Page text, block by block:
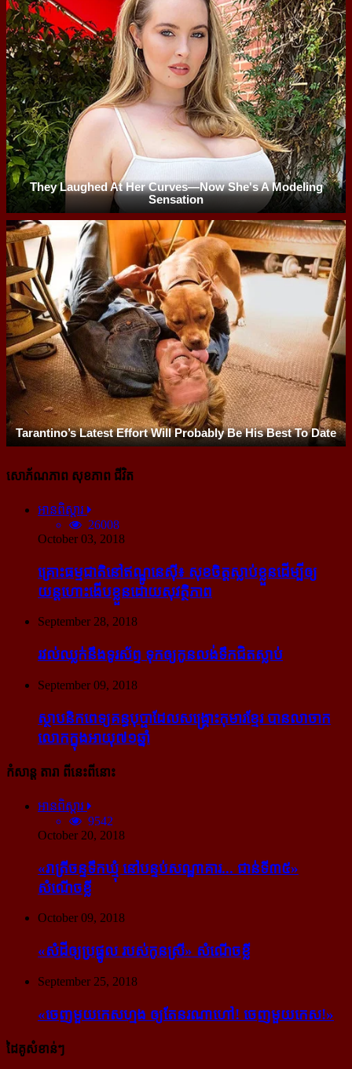
សោភ័ណភាព សុខភាព ជីវិត
អានពិស្ដារ
26008
October 03, 2018
គ្រោះធម្មជាតិនៅឥណ្ឌូនេស៊ី៖ សុខចិត្ត​ស្លាប់​ខ្លួន​ដើម្បី​ឲ្យ​
យន្ដហោះ​ងើប​ខ្លួន​ដោយ​សុវត្ថិភាព
September 28, 2018
រវល់​ឈ្លក់​នឹង​ទូរស័ព្ទ ទុក​ឲ្យ​កូន​លង់​ទឹក​ជិត​ស្លាប់
September 09, 2018
ស្ថាបនិក​ពេទ្យ​គន្ធបុប្ផា​ដែល​សង្គ្រោះ​កុមារ​ខ្មែរ​ បាន​លាចាក​
លោក​ក្នុង​អាយុ​៧១ឆ្នាំ
កំសាន្ដ តារា ពីនេះពីនោះ
អានពិស្ដារ
9542
October 20, 2018
«រាត្រីចន្ទទឹកឃ្មុំ នៅបន្ទប់សណ្ឋាគារ... ជាន់ទី៣៥»
សំណើចខ្លី
October 09, 2018
«សំដី​ឲ្យ​ប្រផ្នូល របស់​កូនស្រី» សំណើចខ្លី
September 25, 2018
«ចេញ​មួយ​កេស​ហ្មង ឲ្យ​តែ​នរណា​ហៅ! ចេញ​មួយ​កេស!»
ដៃគូសំខាន់ៗ